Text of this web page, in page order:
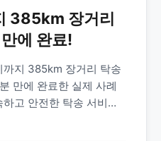
385km 장거리
에 완료!
까지 385km 장거리 탁송
만에 완료한 실제 사례
고 안전한 탁송 서비스